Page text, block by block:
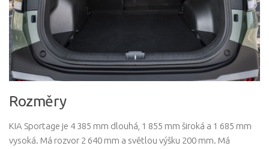
Rozměry
KIA Sportage je 4 385 mm dlouhá, 1 855 mm široká a 1 685 mm
vysoká. Má rozvor 2 640 mm a světlou výšku 200 mm. Má